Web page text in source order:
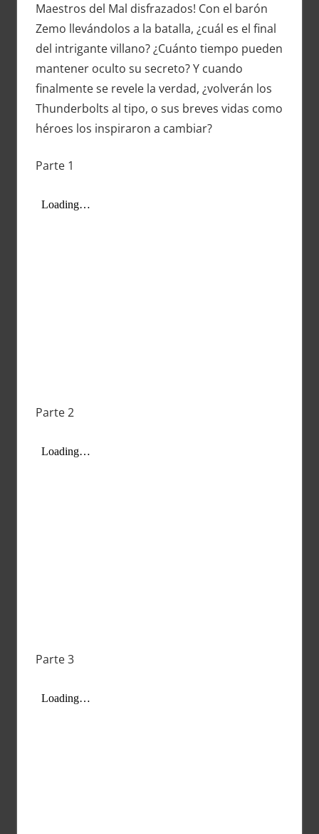
Maestros del Mal disfrazados! Con el barón
Zemo llevándolos a la batalla, ¿cuál es el final
del intrigante villano? ¿Cuánto tiempo pueden
mantener oculto su secreto? Y cuando
finalmente se revele la verdad, ¿volverán los
Thunderbolts al tipo, o sus breves vidas como
héroes los inspiraron a cambiar?
Parte 1
Parte 2
Parte 3